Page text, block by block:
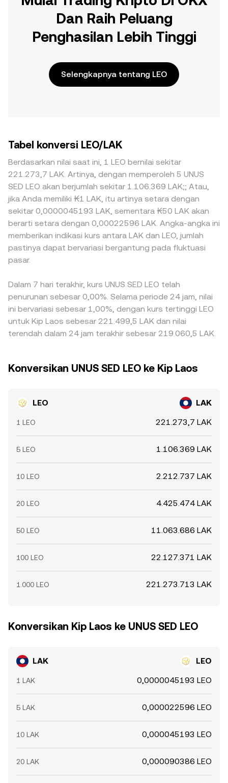
Dan Raih Peluang
Penghasilan Lebih Tinggi
Selengkapnya tentang LEO
Tabel konversi LEO/LAK
Berdasarkan nilai saat ini, 1 LEO bernilai sekitar
221.273,7 LAK. Artinya, dengan memperoleh 5 UNUS
SED LEO akan berjumlah sekitar 1.106.369 LAK;; Atau,
jika Anda memiliki ₭1 LAK, itu artinya setara dengan
sekitar 0,0000045193 LAK, sementara ₭50 LAK akan
berarti setara dengan 0,00022596 LAK. Angka-angka ini
memberikan indikasi kurs antara LAK dan LEO, jumlah
pastinya dapat bervariasi bergantung pada fluktuasi
pasar.
Dalam 7 hari terakhir, kurs UNUS SED LEO telah
penurunan sebesar 0,00%. Selama periode 24 jam, nilai
ini bervariasi sebesar 1,00%, dengan kurs tertinggi LEO
untuk Kip Laos sebesar 221.499,5 LAK dan nilai
terendah dalam 24 jam terakhir sebesar 219.060,5 LAK.
Konversikan UNUS SED LEO ke Kip Laos
LEO LAK
1 LEO 221.273,7 LAK
5 LEO 1.106.369 LAK
10 LEO 2.212.737 LAK
20 LEO 4.425.474 LAK
50 LEO 11.063.686 LAK
100 LEO 22.127.371 LAK
1.000 LEO 221.273.713 LAK
Konversikan Kip Laos ke UNUS SED LEO
LAK LEO
1 LAK 0,0000045193 LEO
5 LAK 0,000022596 LEO
10 LAK 0,000045193 LEO
20 LAK 0,000090386 LEO